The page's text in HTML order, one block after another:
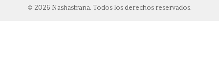
© 2026 Nashastrana. Todos los derechos reservados.